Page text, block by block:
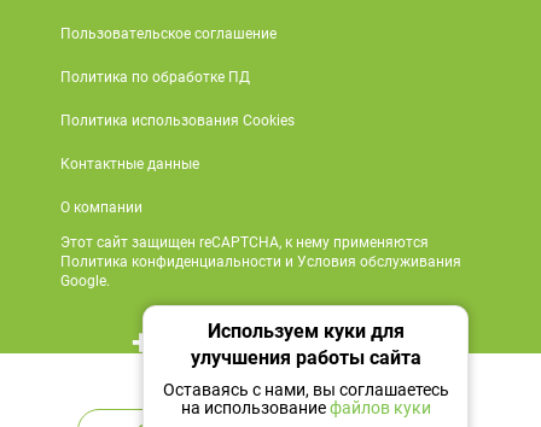
Нет в наличии
Пользовательское соглашение
Политика по обработке ПД
Политика использования Cookies
Контактные данные
О компании
Этот сайт защищен reCAPTCHA, к нему применяются
Политика конфиденциальности и Условия обслуживания
Google.
+7 495 419 18 18
Мы в социальных сетях
Используем куки для
улучшения работы сайта
Оставаясь с нами, вы соглашаетесь
на использованиефайлов куки